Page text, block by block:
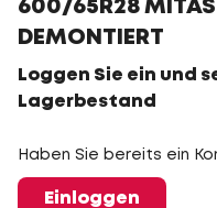
600/65R28 MITAS
DEMONTIERT
Loggen Sie ein und
Lagerbestand
Haben Sie bereits ein
Einloggen